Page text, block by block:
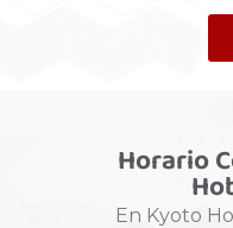
Horario
En Kyoto